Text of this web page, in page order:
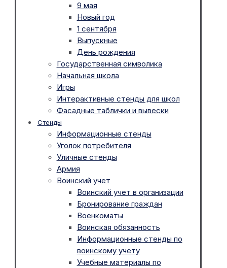
9 мая
Новый год
1 сентября
Выпускные
День рождения
Государственная символика
Начальная школа
Игры
Интерактивные стенды для школ
Фасадные таблички и вывески
Стенды
Информационные стенды
Уголок потребителя
Уличные стенды
Армия
Воинский учет
Воинский учет в организации
Бронирование граждан
Военкоматы
Воинская обязанность
Информационные стенды по
воинскому учету
Учебные материалы по